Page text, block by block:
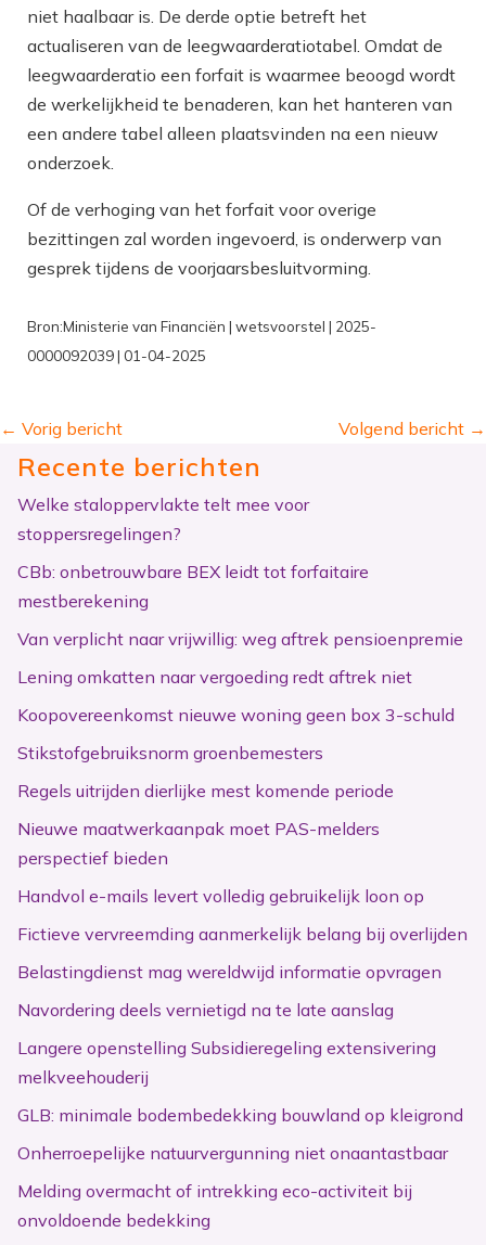
niet haalbaar is. De derde optie betreft het
actualiseren van de leegwaarderatiotabel. Omdat de
leegwaarderatio een forfait is waarmee beoogd wordt
de werkelijkheid te benaderen, kan het hanteren van
een andere tabel alleen plaatsvinden na een nieuw
onderzoek.
Of de verhoging van het forfait voor overige
bezittingen zal worden ingevoerd, is onderwerp van
gesprek tijdens de voorjaarsbesluitvorming.
Bron:Ministerie van Financiën | wetsvoorstel | 2025-
0000092039 | 01-04-2025
← Vorig bericht Volgend bericht →
Recente berichten
Welke staloppervlakte telt mee voor
stoppersregelingen?
CBb: onbetrouwbare BEX leidt tot forfaitaire
mestberekening
Van verplicht naar vrijwillig: weg aftrek pensioenpremie
Lening omkatten naar vergoeding redt aftrek niet
Koopovereenkomst nieuwe woning geen box 3-schuld
Stikstofgebruiksnorm groenbemesters
Regels uitrijden dierlijke mest komende periode
Nieuwe maatwerkaanpak moet PAS-melders
perspectief bieden
Handvol e-mails levert volledig gebruikelijk loon op
Fictieve vervreemding aanmerkelijk belang bij overlijden
Belastingdienst mag wereldwijd informatie opvragen
Navordering deels vernietigd na te late aanslag
Langere openstelling Subsidieregeling extensivering
melkveehouderij
GLB: minimale bodembedekking bouwland op kleigrond
Onherroepelijke natuurvergunning niet onaantastbaar
Melding overmacht of intrekking eco-activiteit bij
onvoldoende bedekking